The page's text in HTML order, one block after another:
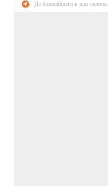
До ближайшего к вам салона: